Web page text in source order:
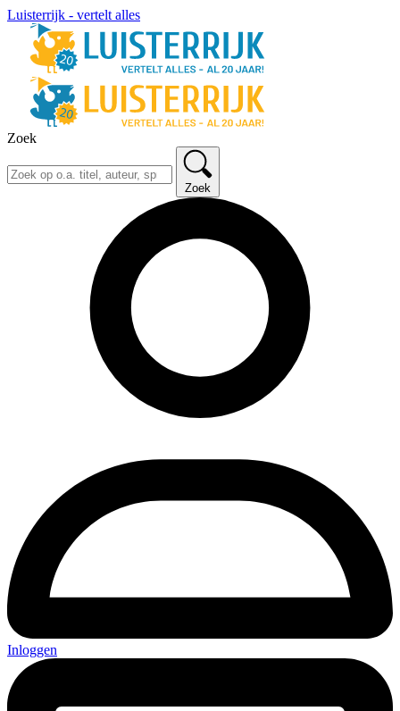
Luisterrijk - vertelt alles
Zoek
Zoek
Inloggen